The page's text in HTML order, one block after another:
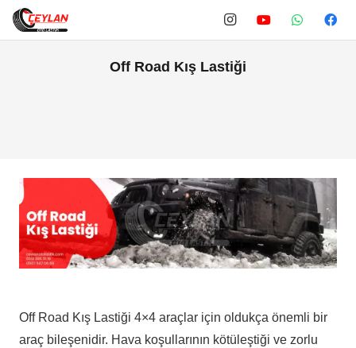
Off Road Kış Lastiği
Off Road Kış Lastiği 4×4 araçlar için oldukça önemli bir
araç bileşenidir. Hava koşullarının kötüleştiği ve zorlu